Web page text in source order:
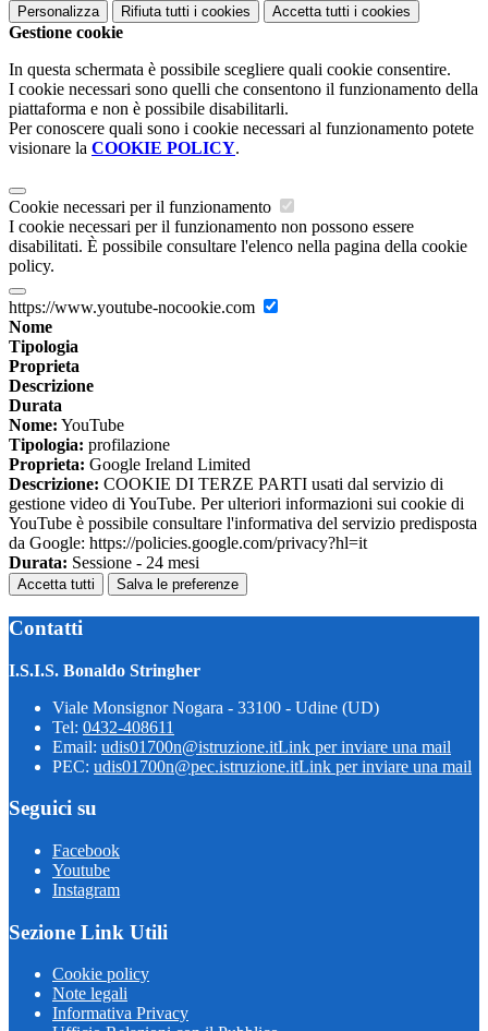
Personalizza Rifiuta tutti i cookies Accetta tutti i cookies
Gestione cookie
In questa schermata è possibile scegliere quali cookie consentire.
I cookie necessari sono quelli che consentono il funzionamento della
piattaforma e non è possibile disabilitarli.
Per conoscere quali sono i cookie necessari al funzionamento potete
visionare la COOKIE POLICY.
Cookie necessari per il funzionamento
I cookie necessari per il funzionamento non possono essere
disabilitati. È possibile consultare l'elenco nella pagina della cookie
policy.
https://www.youtube-nocookie.com
Nome
Tipologia
Proprieta
Descrizione
Durata
Nome: YouTube
Tipologia: profilazione
Proprieta: Google Ireland Limited
Descrizione: COOKIE DI TERZE PARTI usati dal servizio di
gestione video di YouTube. Per ulteriori informazioni sui cookie di
YouTube è possibile consultare l'informativa del servizio predisposta
da Google: https://policies.google.com/privacy?hl=it
Durata: Sessione - 24 mesi
Accetta tutti Salva le preferenze
Contatti
I.S.I.S. Bonaldo Stringher
Viale Monsignor Nogara - 33100 - Udine (UD)
Tel: 0432-408611
Email: udis01700n@istruzione.itLink per inviare una mail
PEC: udis01700n@pec.istruzione.itLink per inviare una mail
Seguici su
Facebook
Youtube
Instagram
Sezione Link Utili
Cookie policy
Note legali
Informativa Privacy